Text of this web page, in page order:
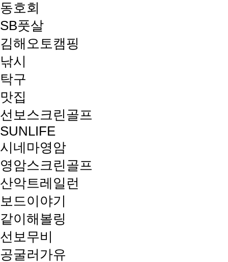
동호회
SB풋살
김해오토캠핑
낚시
탁구
맛집
선보스크린골프
SUNLIFE
시네마영암
영암스크린골프
산악트레일런
보드이야기
같이해볼링
선보무비
공굴러가유